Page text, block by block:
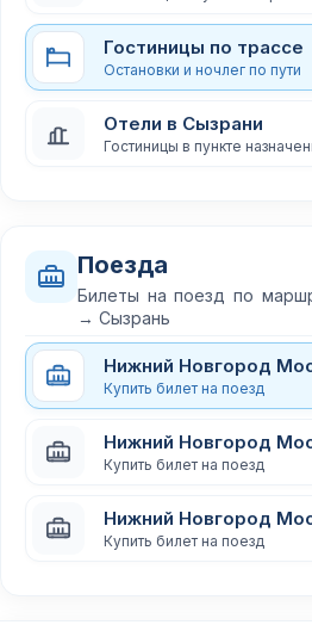
Гостиницы по трассе
Остановки и ночлег по пути
Отели в Сызрани
Гостиницы в пункте
Поезда
Билеты на поезд по
→ Сызрань
Нижний Новгород
Купить билет на поезд
Нижний Новгород
Купить билет на поезд
Нижний Новгород
Купить билет на поезд